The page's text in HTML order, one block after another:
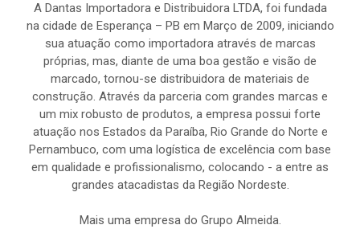
A Dantas Importadora e Distribuidora LTDA, foi fundada
na cidade de Esperança – PB em Março de 2009, iniciando
sua atuação como importadora através de marcas
próprias, mas, diante de uma boa gestão e visão de
marcado, tornou-se distribuidora de materiais de
construção. Através da parceria com grandes marcas e
um mix robusto de produtos, a empresa possui forte
atuação nos Estados da Paraíba, Rio Grande do Norte e
Pernambuco, com uma logística de excelência com base
em qualidade e profissionalismo, colocando - a entre as
grandes atacadistas da Região Nordeste.
Mais uma empresa do Grupo Almeida.